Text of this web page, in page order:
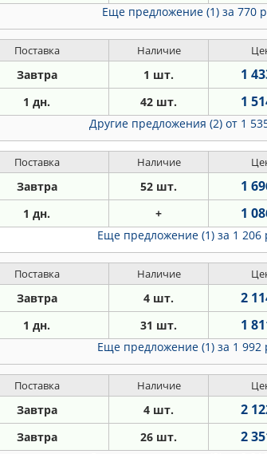
Еще предложение (1) за 770
Поставка Наличие
Завтра 1 шт. 1
1 дн. 42 шт. 1
Другие предложения (2) от 1
Поставка Наличие
Завтра 52 шт. 1
1 дн. + 1
Еще предложение (1) за 1 206
Поставка Наличие
Завтра 4 шт. 2
1 дн. 31 шт. 1
Еще предложение (1) за 1 992
Поставка Наличие
Завтра 4 шт. 2
Завтра 26 шт. 2